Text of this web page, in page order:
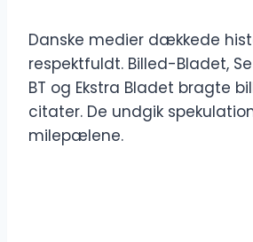
Danske medier dækkede
respektfuldt. Billed-Bladet, Se
BT og Ekstra Bladet bragte
citater. De undgik
milepælene.